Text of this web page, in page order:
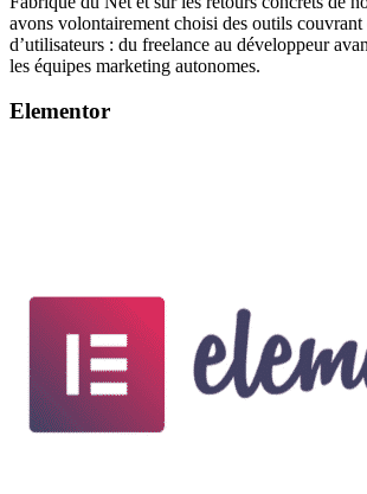
avons volontairement choisi des outils
d’utilisateurs : du freelance au développeur
les équipes marketing autonomes.
Elementor